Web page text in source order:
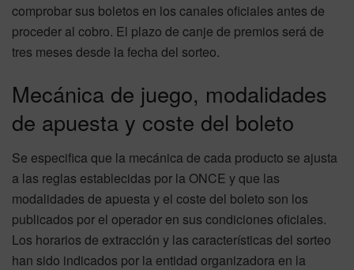
comprobar sus boletos en los canales oficiales antes de
proceder al cobro. El plazo de canje de premios será de
tres meses desde la fecha del sorteo.
Mecánica de juego, modalidades
de apuesta y coste del boleto
Se especifica que la mecánica de cada producto se ajusta
a las reglas establecidas por la ONCE y que las
modalidades de apuesta y el coste del boleto son los
publicados por el operador en sus condiciones oficiales.
Los horarios de extracción y las características del sorteo
han sido indicados por la entidad organizadora en la